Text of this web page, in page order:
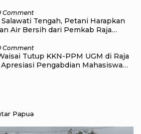
Comment
Tengah, Petani Harapkan
Air Bersih dari Pemkab Raja
Comment
Tutup KKN-PPM UGM di Raja
Pengabdian Mahasiswa
Papua